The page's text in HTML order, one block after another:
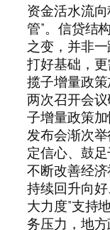
资金活水流
管”。信贷结
之变，并非
打好基础，
揽子增量政
两次召开会
子增量政策
发布会渐次
定信心、鼓
不断改善经
持续回升向
大力度”支持
务压力，地